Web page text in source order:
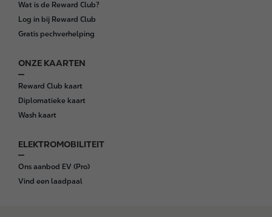
Wat is de Reward Club?
Log in bij Reward Club
Gratis pechverhelping
ONZE KAARTEN
Reward Club kaart
Diplomatieke kaart
Wash kaart
ELEKTROMOBILITEIT
Ons aanbod EV (Pro)
Vind een laadpaal